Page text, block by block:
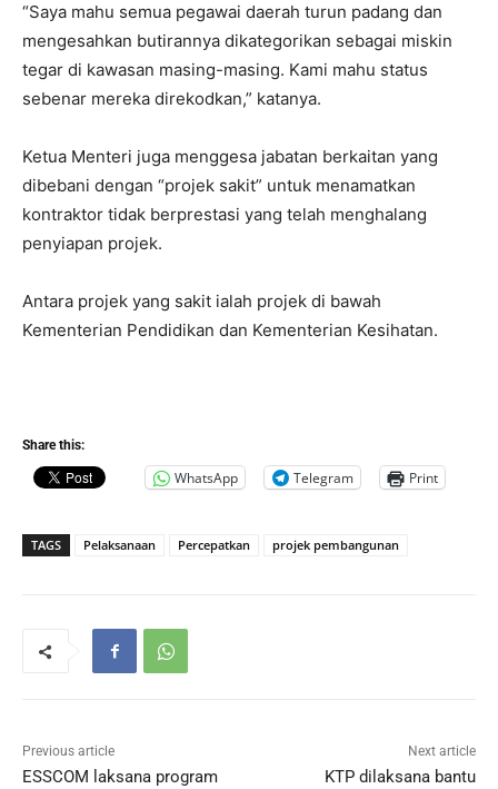
“Saya mahu semua pegawai daerah turun padang dan
mengesahkan butirannya dikategorikan sebagai miskin
tegar di kawasan masing-masing. Kami mahu status
sebenar mereka direkodkan,” katanya.
Ketua Menteri juga menggesa jabatan berkaitan yang
dibebani dengan “projek sakit” untuk menamatkan
kontraktor tidak berprestasi yang telah menghalang
penyiapan projek.
Antara projek yang sakit ialah projek di bawah
Kementerian Pendidikan dan Kementerian Kesihatan.
Share this:
WhatsApp Telegram Print
TAGS Pelaksanaan Percepatkan projek pembangunan
Previous article
ESSCOM laksana program
Next article
KTP dilaksana bantu